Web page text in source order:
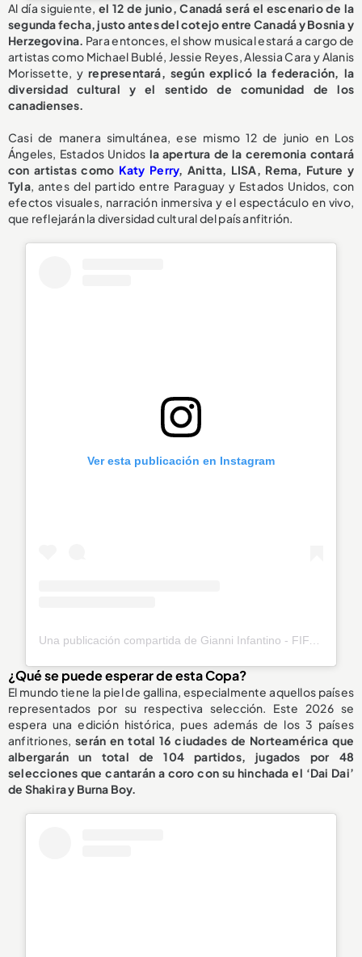
Al día siguiente, el 12 de junio, Canadá será el escenario de la
segunda fecha, justo antes del cotejo entre Canadá y Bosnia y
Herzegovina. Para entonces, el show musical estará a cargo de
artistas como Michael Bublé, Jessie Reyes, Alessia Cara y Alanis
Morissette, yrepresentará, según explicó la federación, la
diversidad cultural y el sentido de comunidad de los
canadienses.
Casi de manera simultánea, ese mismo 12 de junio en Los
Ángeles, Estados Unidos la apertura de la ceremonia contará
con artistas como Katy Perry, Anitta, LISA, Rema, Future y
Tyla, antes del partido entre Paraguay y Estados Unidos, con
efectos visuales, narración inmersiva y el espectáculo en vivo,
que reflejarán la diversidad cultural del país anfitrión.
Ver esta publicación en Instagram
¿Qué se puede esperar de esta Copa?
El mundo tiene la piel de gallina, especialmente aquellos países
representados por su respectiva selección. Este 2026 se
espera una edición histórica, pues además de los 3 países
anfitriones,serán en total 16 ciudades de Norteamérica que
albergarán un total de 104 partidos, jugados por 48
selecciones que cantarán a coro con su hinchada el ‘Dai Dai’
de Shakira y Burna Boy.